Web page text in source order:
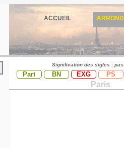
ACCUEIL
Signification des sigles :
Part BN EXG PS
Paris